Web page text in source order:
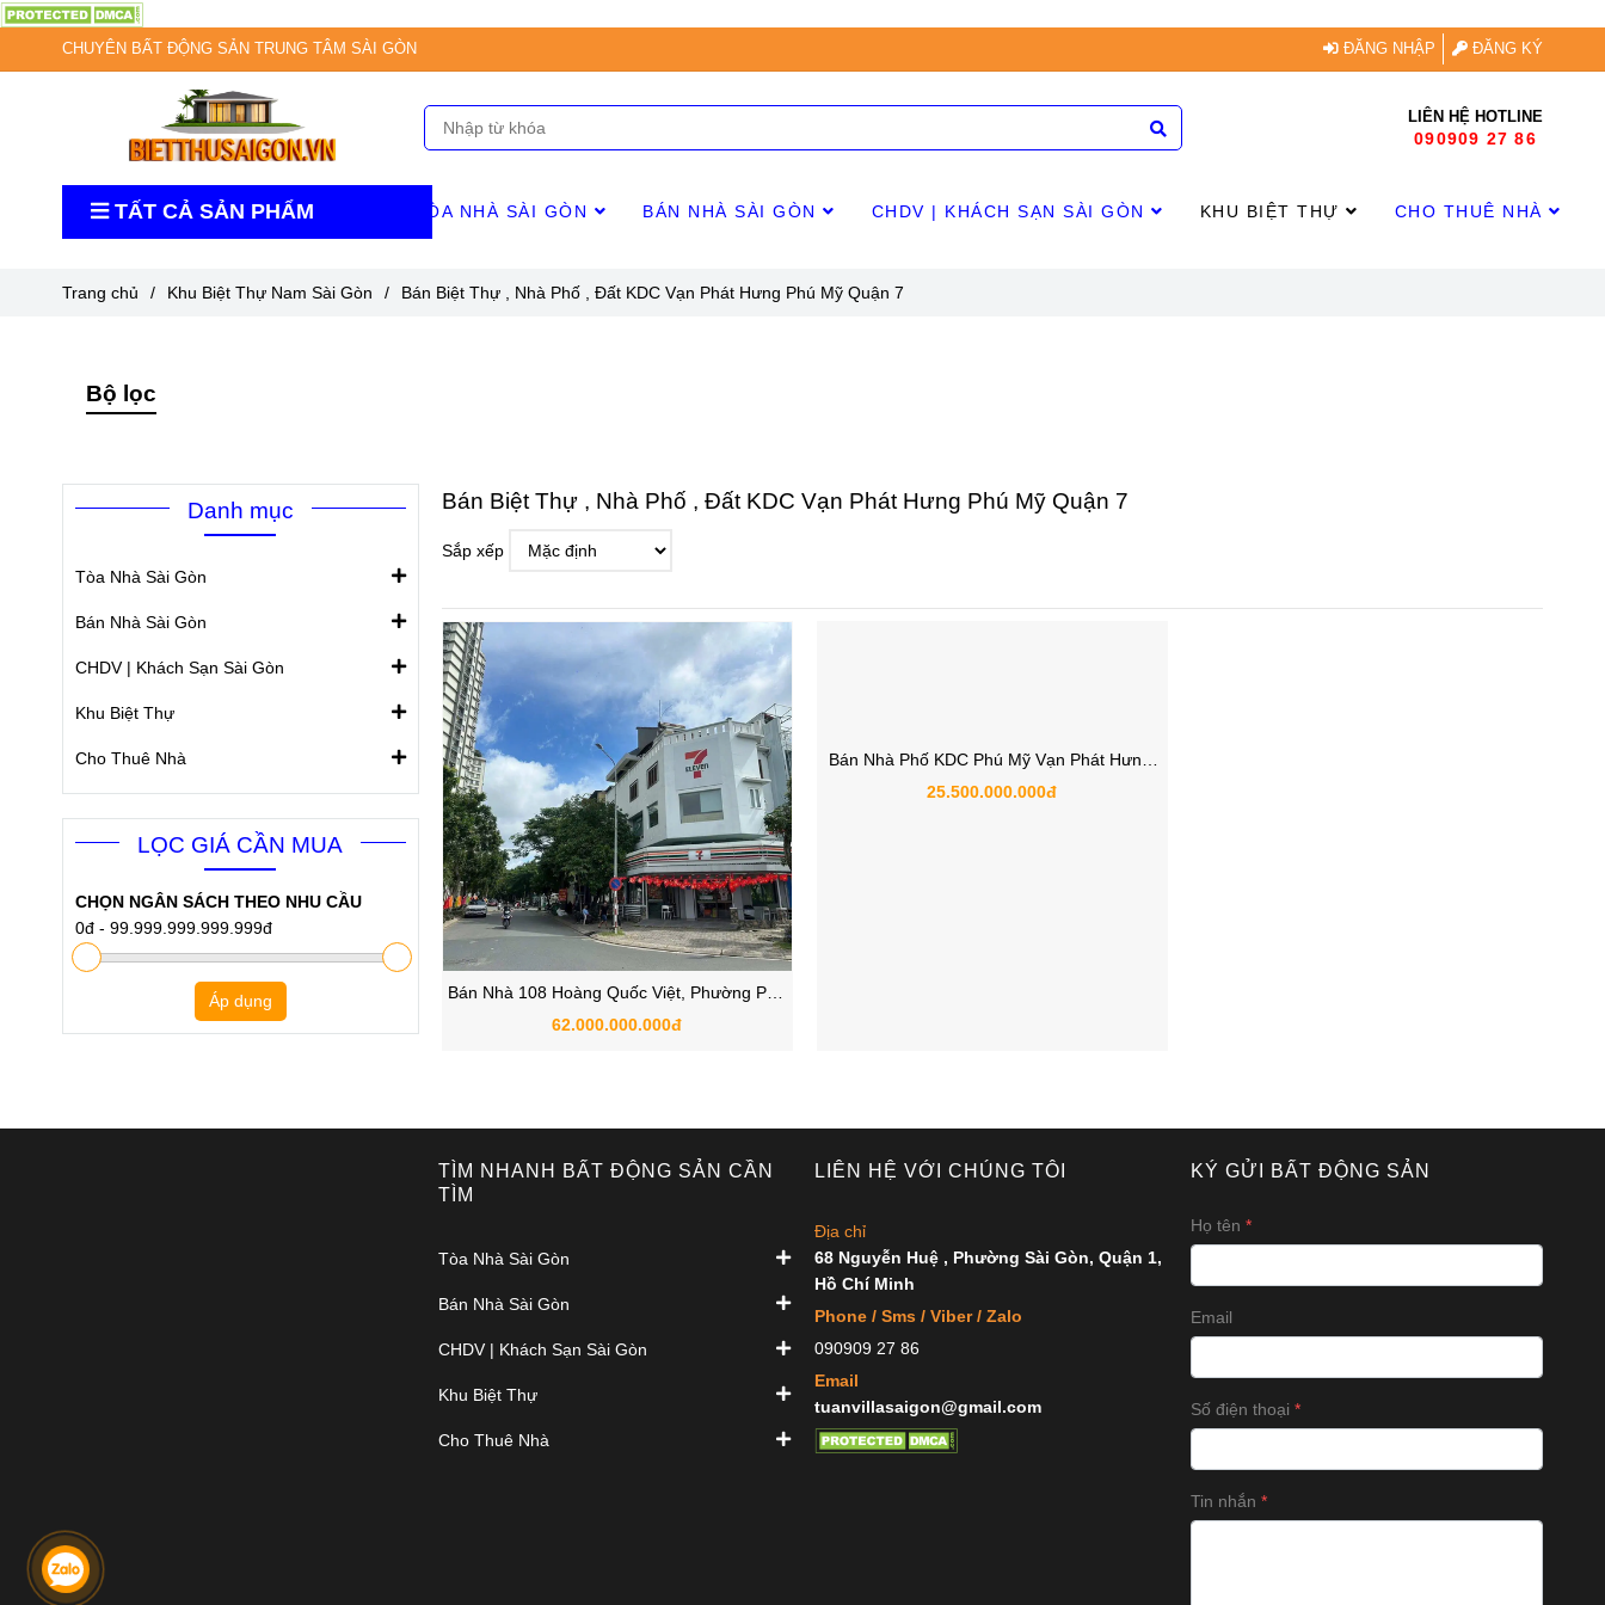
CHUYÊN BẤT ĐỘNG SẢN TRUNG TÂM SÀI GÒN ĐĂNG NHẬP ĐĂNG KÝ
LIÊN HỆ HOTLINE
090909 27 86
TẤT CẢ SẢN PHẨM TÒA NHÀ SÀI GÒN BÁN NHÀ SÀI GÒN CHDV | KHÁCH SẠN SÀI GÒN KHU BIỆT THỰ CHO THUÊ NHÀ
Trang chủ / Khu Biệt Thự Nam Sài Gòn / Bán Biệt Thự , Nhà Phố , Đất KDC Vạn Phát Hưng Phú Mỹ Quận 7
Bộ lọc
Bán Biệt Thự , Nhà Phố , Đất KDC Vạn Phát Hưng Phú Mỹ Quận 7
Sắp xếp
Bán Nhà 108 Hoàng Quốc Việt, Phường Phú
Mỹ, Quận 7, TP.HCM
62.000.000.000đ
Bán Nhà Phố KDC Phú Mỹ Vạn Phát Hưng,
P.Tân Mỹ Quận 7, TPHCM
25.500.000.000đ
Danh mục
Tòa Nhà Sài Gòn
Bán Nhà Sài Gòn
CHDV | Khách Sạn Sài Gòn
Khu Biệt Thự
Cho Thuê Nhà
LỌC GIÁ CẦN MUA
CHỌN NGÂN SÁCH THEO NHU CẦU
0đ - 99.999.999.999.999đ
Áp dụng
TÌM NHANH BẤT ĐỘNG SẢN CẦN
TÌM
Tòa Nhà Sài Gòn
Bán Nhà Sài Gòn
CHDV | Khách Sạn Sài Gòn
Khu Biệt Thự
Cho Thuê Nhà
LIÊN HỆ VỚI CHÚNG TÔI
Địa chỉ
68 Nguyễn Huệ , Phường Sài Gòn, Quận 1,
Hồ Chí Minh
Phone / Sms / Viber / Zalo
090909 27 86
Email
tuanvillasaigon@gmail.com
KÝ GỬI BẤT ĐỘNG SẢN
Họ tên
Email
Số điện thoại
Tin nhắn